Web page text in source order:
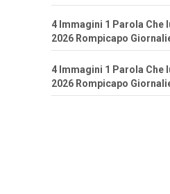
4 Immagini 1 Parola Che
2026 Rompicapo
4 Immagini 1 Parola Che
2026 Rompicapo